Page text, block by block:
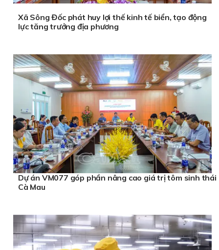
Xã Sông Đốc phát huy lợi thế kinh tế biển, tạo động
lực tăng trưởng địa phương
Dự án VM077 góp phần nâng cao giá trị tôm sinh thái
Cà Mau